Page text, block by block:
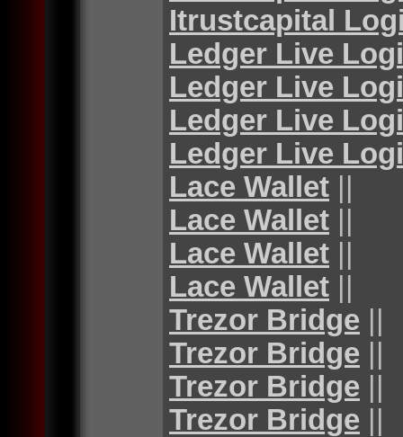
Itrustcapital
Ledger Live
Ledger Live
Ledger Live
Ledger Live
Lace Wallet ||
Lace Wallet ||
Lace Wallet ||
Lace Wallet ||
Trezor Bridge ||
Trezor Bridge ||
Trezor Bridge ||
Trezor Bridge ||